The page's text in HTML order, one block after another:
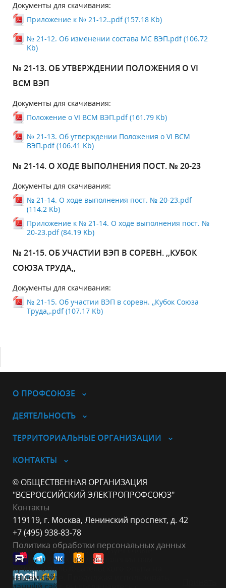
Документы для скачивания:
Приложение к № 21-12..pdf (157.18 Kb)
№ 21-12. Об изменении состава МС ВЭП.pdf (106.72
Kb)
№ 21-13. ОБ УТВЕРЖДЕНИИ ПОЛОЖЕНИЯ О VI
ВСМ ВЭП
Документы для скачивания:
Положение о VI ВСМ ВЭП.pdf (161.79 Kb)
№ 21-13. Об утверждении Положения о VI ВСМ
ВЭП.pdf (106.41 Kb)
№ 21-14. О ХОДЕ ВЫПОЛНЕНИЯ ПОСТ. № 20-23
Документы для скачивания:
№ 21-14. О ходе выполнения пост. № 20-23.pdf
(114.2 Kb)
Приложение к № 21-14. О ходе выполнения пост. №
20-23.pdf (84.19 Kb)
№ 21-15. ОБ УЧАСТИИ ВЭП В СОРЕВН. ,,КУБОК
СОЮЗА ТРУДА,,
Документы для скачивания:
№ 21-15. Об участии ВЭП в соревн. ,,Кубок Союза
Труда,,.pdf (107.17 Kb)
О ПРОФСОЮЗЕ
ДЕЯТЕЛЬНОСТЬ
ТЕРРИТОРИАЛЬНЫЕ ОРГАНИЗАЦИИ
КОНТАКТЫ
© ОБЩЕСТВЕННАЯ ОРГАНИЗАЦИЯ
"ВСЕРОССИЙСКИЙ ЭЛЕКТРОПРОФСОЮЗ"
Контакты
119119, г. Москва, Ленинский проспект, д. 42
+7 (495) 938-83-78
Политика обработки персональных данных
Данный веб-сайт использует cookie-
файлы в целях предоставления вам
лучшего пользовательского опыта на
нашем сайте. Продолжая использовать